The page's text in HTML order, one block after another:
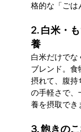
格的な「ごは
2. 白米・
養
白米だけでな
ブレンド。食
摂れて、腹持
の手軽さで、
養を摂取でき
3. 飽きの